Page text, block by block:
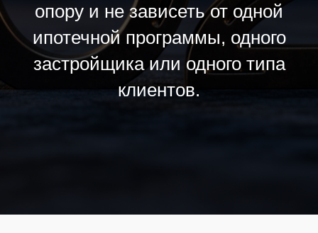
опору и не зависеть от одной
ипотечной программы, одного
застройщика или одного типа
клиентов.